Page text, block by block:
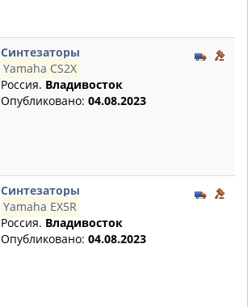
Синтезаторы
Yamaha CS2X
Россия. Владивосток
Опубликовано: 04.08.2023
Синтезаторы
Yamaha EX5R
Россия. Владивосток
Опубликовано: 04.08.2023